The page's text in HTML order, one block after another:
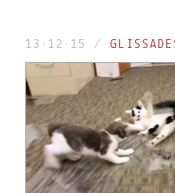
13·12·15 /